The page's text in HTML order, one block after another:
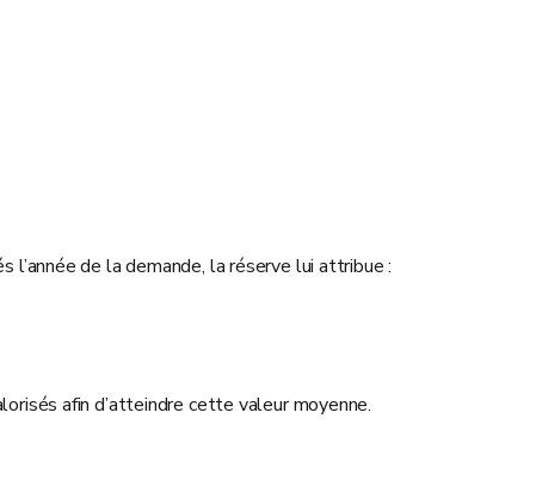
de la demande, la réserve lui attribue :
afin d’atteindre cette valeur moyenne.